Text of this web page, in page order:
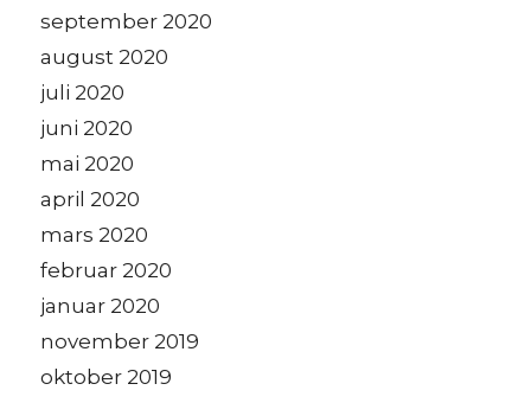
september 2020
august 2020
juli 2020
juni 2020
mai 2020
april 2020
mars 2020
februar 2020
januar 2020
november 2019
oktober 2019